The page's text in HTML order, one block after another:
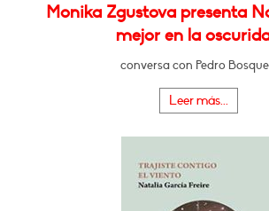
Monika Zgustova presenta
mejor en la
conversa con Pedro
Leer más...